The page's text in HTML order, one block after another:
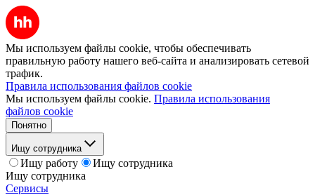
Мы используем файлы cookie, чтобы обеспечивать
правильную работу нашего веб-сайта и анализировать сетевой
трафик.
Правила использования файлов cookie
Мы используем файлы cookie. Правила использования
файлов cookie
Понятно
Ищу сотрудника
Ищу работу
Ищу сотрудника
Ищу сотрудника
Сервисы